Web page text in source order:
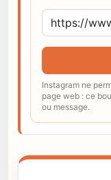
Instagram ne
page web : ce
ou message.